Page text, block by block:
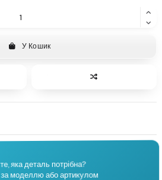
У Кошик
🔧
Не знаєте, яка деталь потрібна?
Підберемо за моделлю або артикулом